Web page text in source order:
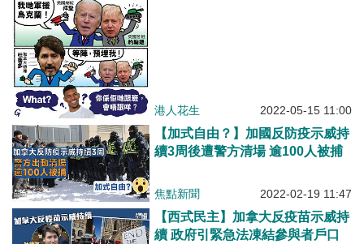
港人花生 2022-05-15 11:00
【加式自由？】加國反防疫示威持
續3周後遭警方清場 逾100人被捕
焦點新聞 2022-02-19 11:47
【西式民主】加拿大反疫苗示威持
續 政府引緊急法凍結參與者戶口